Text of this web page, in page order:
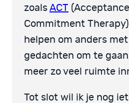
zoals ACT
Commitment
helpen om anders
gedachten om te
meer zo veel ruimte
Tot slot wil ik je nog